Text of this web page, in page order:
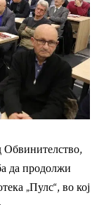
Обвинителство,
да продолжи
„Пулс“, во кој